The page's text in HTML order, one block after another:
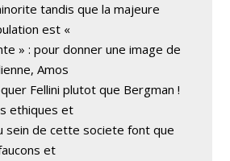
tandis que la majeure
est «
» : pour donner une image de
Amos
Fellini plutot que Bergman !
ethiques et
sein de cette societe font que
et